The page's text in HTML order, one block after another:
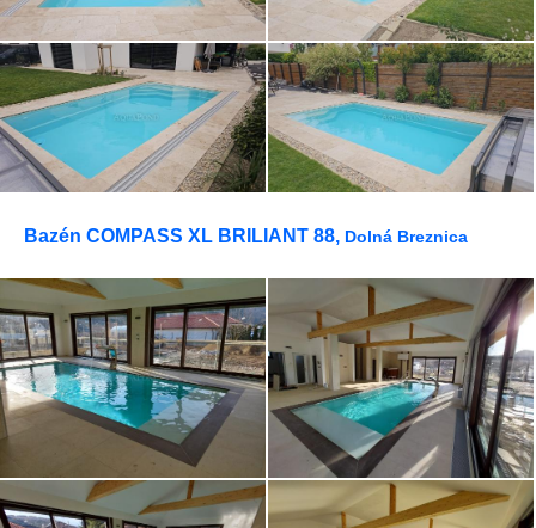
Bazén COMPASS XL BRILIANT 88, Dolná Breznica